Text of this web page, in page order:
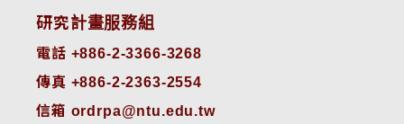
研究計畫服務組
電話 +886-2-3366-3268
傳真 +886-2-2363-2554
信箱 ordrpa@ntu.edu.tw